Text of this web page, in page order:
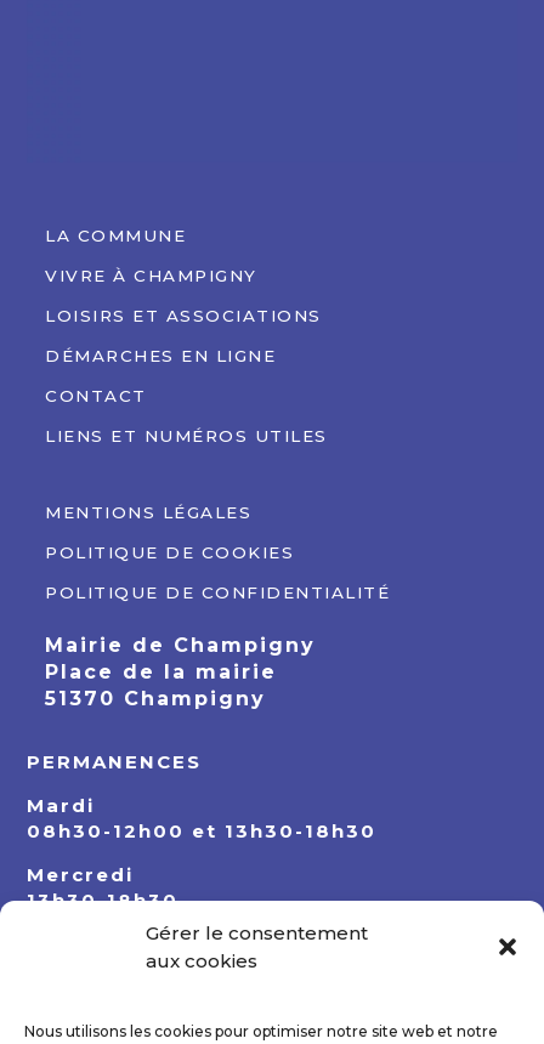
Gérer le consentement
aux cookies
Nous utilisons les cookies pour optimiser notre site web et notre
LA COMMUNE
VIVRE À CHAMPIGNY
LOISIRS ET ASSOCIATIONS
DÉMARCHES EN LIGNE
CONTACT
LIENS ET NUMÉROS UTILES
MENTIONS LÉGALES
POLITIQUE DE COOKIES
POLITIQUE DE CONFIDENTIALITÉ
Mairie de Champigny
Place de la mairie
51370 Champigny
PERMANENCES
Mardi
08h30-12h00 et 13h30-18h30
Mercredi
13h30-18h30
08h30-12h00 et 13h30-18h30